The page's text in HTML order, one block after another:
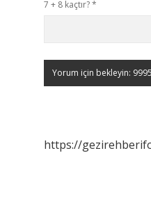
7 + 8 kaçtır?*
https://